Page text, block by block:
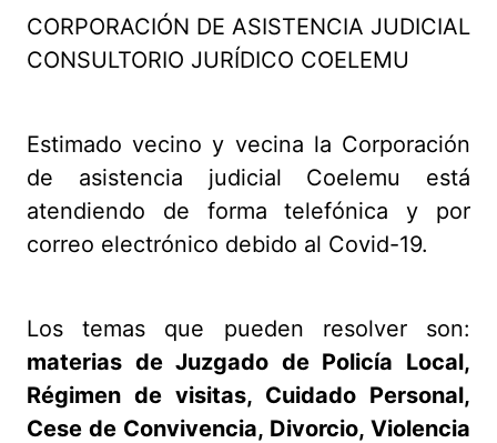
CORPORACIÓN DE ASISTENCIA JUDICIAL
CONSULTORIO JURÍDICO COELEMU
Estimado vecino y vecina la Corporación
de asistencia judicial Coelemu está
atendiendo de forma telefónica y por
correo electrónico debido al Covid-19.
Los temas que pueden resolver son:
materias de Juzgado de Policía Local,
Régimen de visitas, Cuidado Personal,
Cese de Convivencia, Divorcio, Violencia